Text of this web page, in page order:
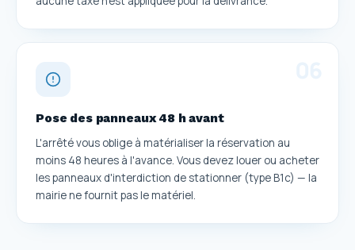
Pose des panneaux 48 h avant
L'arrêté vous oblige à matérialiser la réservation au
moins 48 heures à l'avance. Vous devez louer ou acheter
les panneaux d'interdiction de stationner (type B1c) — la
mairie ne fournit pas le matériel.